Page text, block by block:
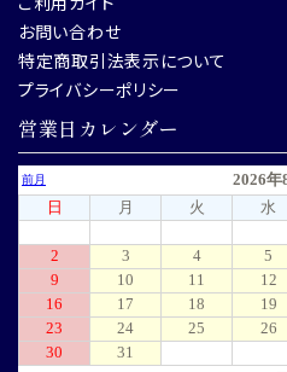
お問い合わせ
特定商取引法表示について
プライバシーポリシー
営業日カレンダー